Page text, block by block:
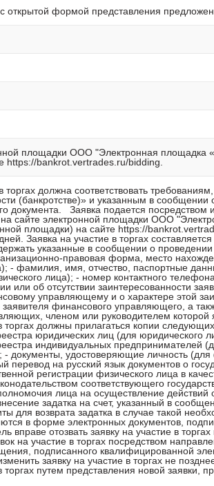
открытой формой представления
площадки ООО "Электронная площадка
https://bankrot.vertrades.ru/bidding.
торгах должна соответствовать
(банкротстве)» и указанным в
документа. Заявка подается посредством
на сайте электронной площадки ООО
площадки) на сайте https://
Заявка на участие в торгах
указанные в сообщении о
правовая форма, место
- фамилия, имя, отчество, паспортные
лица); - номер контактного
или об отсутствии заинтересованности
управляющему и о характере этой
заявителя финансового управляющего, а
членом или руководителем
торгах должны прилагаться копии
юридических лиц (для юридического
индивидуальных предпринимателей
- документы, удостоверяющие личность
перевод на русский язык документов о
регистрации физического лица в
соответствующего
лица на осуществление действий
задатка на счет, указанный в
для возврата задатка в случае такой
в форме электронных документов,
вправе отозвать заявку на участие в
на участие в торгах посредством
подписанного квалифицированной
заявку на участие в торгах не
торгах путем представления новой заявки,